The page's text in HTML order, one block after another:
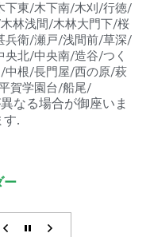
下東/木下南/木刈/行徳/
林浅間/木林大門下/桜
兵衛/瀬戸/浅間前/草深/
北/中央南/造谷/つく
中根/長門屋/西の原/萩
賀学園台/船尾/
なる場合が御座いま
す.
ー